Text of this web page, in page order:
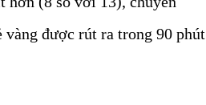
được rút ra trong 90 phút